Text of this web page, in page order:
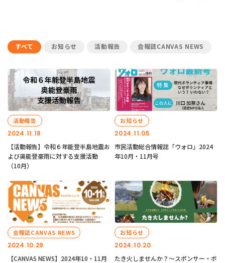
すべて お知らせ 活動報告 会報誌CANVAS NEWS
2024.11.18
活動報告
【活動報告】令和６年能登半島地震お
よび奥能登豪雨に対する支援活動
（10月）
2024.11.05
お知らせ
市民活動総合情報誌「ウォロ」2024
年10月・11月号
2024.10.29
会報誌CANVAS NEWS
【CANVAS NEWS】2024年10・11月
2024.10.20
お知らせ
たき火しませんか？～スポンサー・ボ